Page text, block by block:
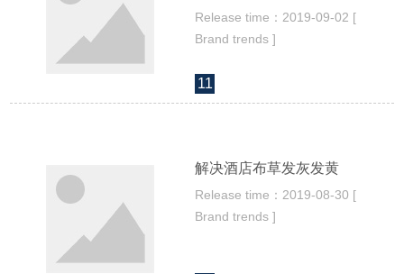
Release time：2019-09-02 [
Brand trends ]
11
解决酒店布草发灰发黄
Release time：2019-08-30 [
Brand trends ]